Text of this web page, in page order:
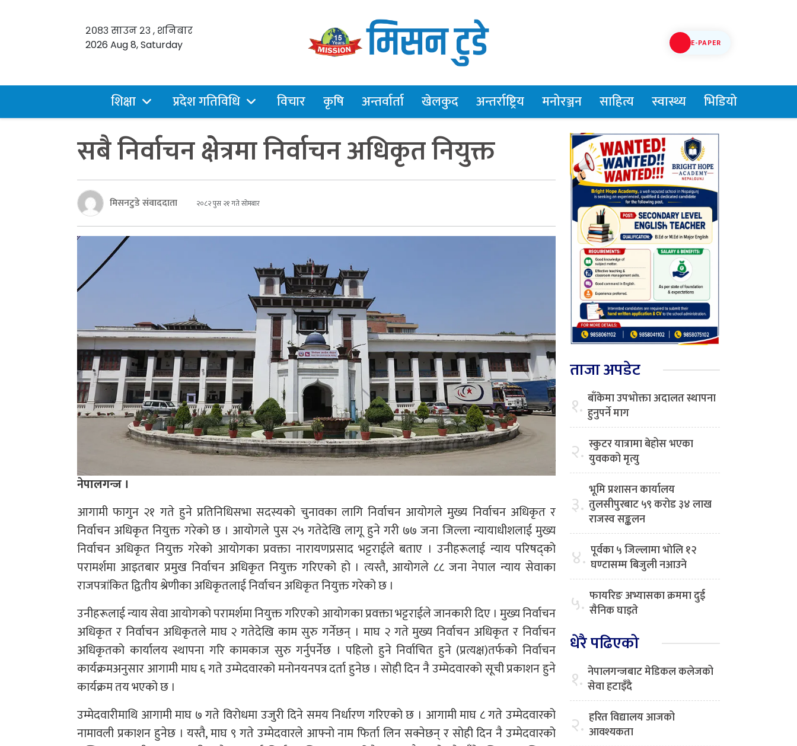
२०८३ साउन २३ , शनिबार
2026 Aug 8, Saturday
E-PAPER
शिक्षा प्रदेश गतिविधि विचार कृषि अन्तर्वार्ता खेलकुद अन्तर्राष्ट्रिय मनोरञ्जन साहित्य स्वास्थ्य भिडियो
सबै निर्वाचन क्षेत्रमा निर्वाचन अधिकृत नियुक्त
मिसनटुडे संवाददाता २०८२ पुस २१ गते सोमबार
नेपालगन्ज ।
आगामी फागुन २१ गते हुने प्रतिनिधिसभा सदस्यको चुनावका लागि निर्वाचन आयोगले मुख्य निर्वाचन अधिकृत र
निर्वाचन अधिकृत नियुक्त गरेको छ । आयोगले पुस २५ गतेदेखि लागू हुने गरी ७७ जना जिल्ला न्यायाधीशलाई मुख्य
निर्वाचन अधिकृत नियुक्त गरेको आयोगका प्रवक्ता नारायणप्रसाद भट्टराईले बताए । उनीहरूलाई न्याय परिषद्को
परामर्शमा आइतबार प्रमुख निर्वाचन अधिकृत नियुक्त गरिएको हो । त्यस्तै, आयोगले ८८ जना नेपाल न्याय सेवाका
राजपत्रांकित द्वितीय श्रेणीका अधिकृतलाई निर्वाचन अधिकृत नियुक्त गरेको छ ।
उनीहरूलाई न्याय सेवा आयोगको परामर्शमा नियुक्त गरिएको आयोगका प्रवक्ता भट्टराईले जानकारी दिए । मुख्य निर्वाचन
अधिकृत र निर्वाचन अधिकृतले माघ २ गतेदेखि काम सुरु गर्नेछन् । माघ २ गते मुख्य निर्वाचन अधिकृत र निर्वाचन
अधिकृतको कार्यालय स्थापना गरि कामकाज सुरु गर्नुपर्नेछ । पहिलो हुने निर्वाचित हुने (प्रत्यक्ष)तर्फको निर्वाचन
कार्यक्रमअनुसार आगामी माघ ६ गते उम्मेदवारको मनोनयनपत्र दर्ता हुनेछ । सोही दिन नै उम्मेदवारको सूची प्रकाशन हुने
कार्यक्रम तय भएको छ ।
उम्मेदवारीमाथि आगामी माघ ७ गते विरोधमा उजुरी दिने समय निर्धारण गरिएको छ । आगामी माघ ८ गते उम्मेदवारको
नामावली प्रकाशन हुनेछ । यस्तै, माघ ९ गते उम्मेदवारले आफ्नो नाम फिर्ता लिन सक्नेछन् र सोही दिन नै उम्मेदवारको
ताजा अपडेट
१. बाँकेमा उपभोक्ता अदालत स्थापना
हुनुपर्ने माग
२. स्कुटर यात्रामा बेहोस भएका
युवकको मृत्यु
३. भूमि प्रशासन कार्यालय
तुलसीपुरबाट ५९ करोड ३४ लाख
राजस्व सङ्कलन
४. पूर्वका ५ जिल्लामा भाेलि १२
घण्टासम्म बिजुली नआउने
५. फायरिङ अभ्यासका क्रममा दुई
सैनिक घाइते
धेरै पढिएको
१. नेपालगन्जबाट मेडिकल कलेजको
सेवा हटाइँदै
२. हरित विद्यालय आजको
आवश्यकता